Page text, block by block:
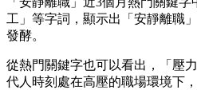
工」等字詞，顯示出「安靜離職
發酵。
從熱門關鍵字也可以看出，「壓
代人時刻處在高壓的職場環境下